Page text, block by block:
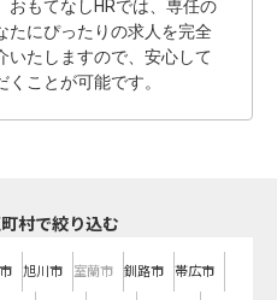
おもてなしHRでは、専任の
たにぴったりの求人を完全
いたしますので、安心して
くことが可能です。
村で絞り込む
旭川市 室蘭市 釧路市 帯広市